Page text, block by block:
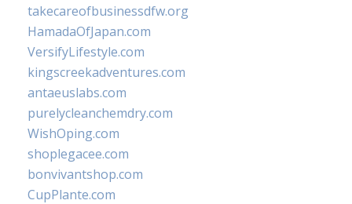
takecareofbusinessdfw.org
HamadaOfJapan.com
VersifyLifestyle.com
kingscreekadventures.com
antaeuslabs.com
purelycleanchemdry.com
WishOping.com
shoplegacee.com
bonvivantshop.com
CupPlante.com